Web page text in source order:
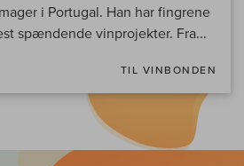
i Portugal. Han har fingrene
spændende vinprojekter. Fra...
TIL VINBONDEN